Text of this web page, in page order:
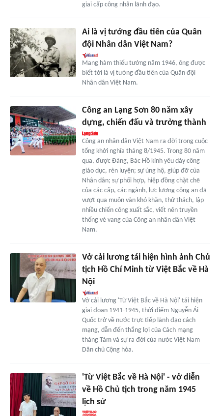
giai cấp công nhân lãnh đạo.
Ai là vị tướng đầu tiên của Quân
đội Nhân dân Việt Nam?
Mang hàm thiếu tướng năm 1946, ông được
biết tới là vị tướng đầu tiên của Quân đội
Nhân dân Việt Nam.
Công an Lạng Sơn 80 năm xây
dựng, chiến đấu và trưởng thành
Công an nhân dân Việt Nam ra đời trong cuộc
tổng khởi nghĩa tháng 8/1945. Trong 80 năm
qua, được Đảng, Bác Hồ kính yêu dày công
giáo dục, rèn luyện; sự ủng hộ, giúp đỡ của
Nhân dân; sự phối hợp, hiệp đồng chặt chẽ
của các cấp, các ngành, lực lượng công an đã
vượt qua muôn vàn khó khăn, thử thách, lập
nhiều chiến công xuất sắc, viết nên truyền
thống vẻ vang của Công an nhân dân Việt
Nam.
Vở cải lương tái hiện hình ảnh Chủ
tịch Hồ Chí Minh từ Việt Bắc về Hà
Nội
Vở cải lương 'Từ Việt Bắc về Hà Nội' tái hiện
giai đoạn 1941-1945, thời điểm Nguyễn Ái
Quốc trở về nước trực tiếp lãnh đạo cách
mạng, dẫn đến thắng lợi của Cách mạng
tháng Tám và sự ra đời của nước Việt Nam
Dân chủ Cộng hòa.
'Từ Việt Bắc về Hà Nội' - vở diễn
về Hồ Chủ tịch trong năm 1945
lịch sử